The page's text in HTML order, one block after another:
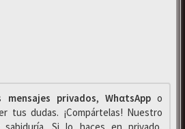
mensajes privados, WhαtsAppo
tus dudas. ¡Compártelas! Nuestro